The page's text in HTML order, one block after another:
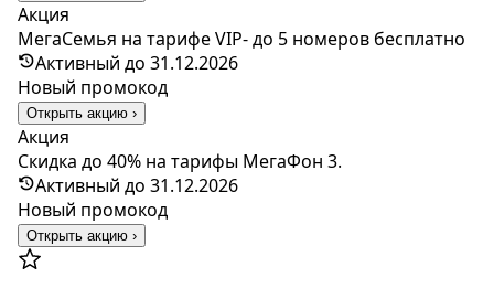
Акция
МегаСемья на тарифе VIP- до 5 номеров бесплатно
Активный до 31.12.2026
Новый промокод
Открыть акцию ›
Акция
Скидка до 40% на тарифы МегаФон 3.
Активный до 31.12.2026
Новый промокод
Открыть акцию ›